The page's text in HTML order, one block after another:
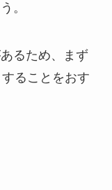
。
るため、まず
ることをおす